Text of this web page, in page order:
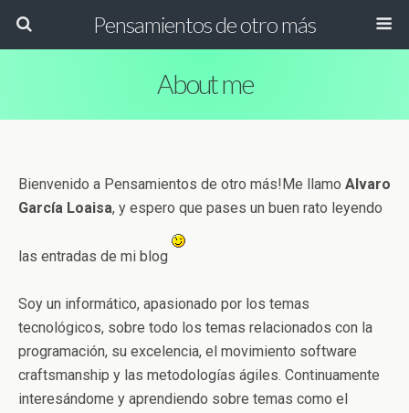
Pensamientos de otro más
About me
Bienvenido a Pensamientos de otro más!Me llamo Alvaro
García Loaisa, y espero que pases un buen rato leyendo
las entradas de mi blog
Soy un informático, apasionado por los temas
tecnológicos, sobre todo los temas relacionados con la
programación, su excelencia, el movimiento software
craftsmanship y las metodologías ágiles. Continuamente
interesándome y aprendiendo sobre temas como el